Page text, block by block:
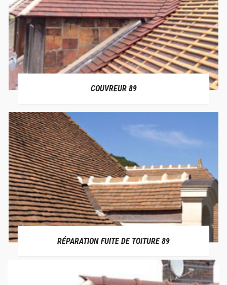
COUVREUR 89
RÉPARATION FUITE DE TOITURE 89